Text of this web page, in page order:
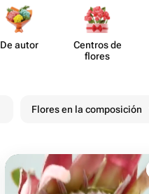
De autor
Centros de
flores
Flores en la composición